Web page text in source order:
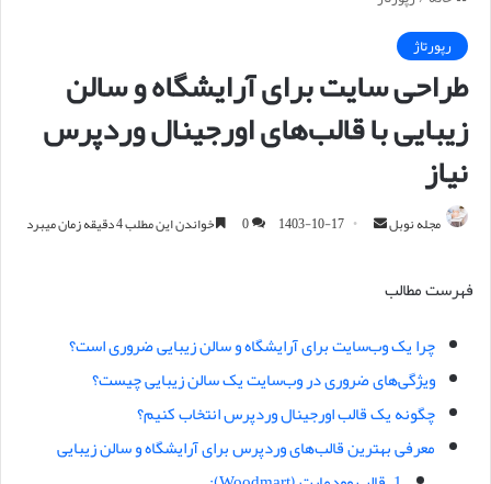
رپورتاژ
طراحی سایت برای آرایشگاه و سالن
زیبایی با قالب‌های اورجینال وردپرس
نیاز
مجله نوبل
ا
ی
م
ل
1403-10-17
0 خواندن این مطلب 4 دقیقه زمان میبرد
فهرست مطالب
چرا یک وب‌سایت برای آرایشگاه و سالن زیبایی ضروری است؟
ویژگی‌های ضروری در وب‌سایت یک سالن زیبایی چیست؟
چگونه یک قالب اورجینال وردپرس انتخاب کنیم؟
معرفی بهترین قالب‌های وردپرس برای آرایشگاه و سالن زیبایی